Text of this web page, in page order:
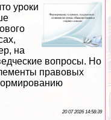
уроки
на
вопросы. Но
правовых
20 07 2026 14:58:39